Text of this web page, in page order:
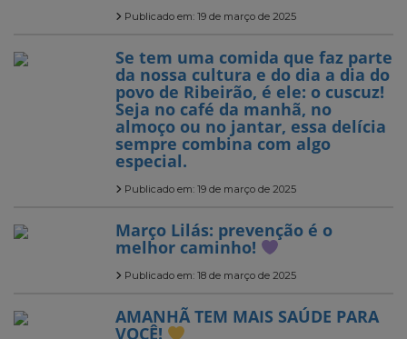
Publicado em: 19 de março de 2025
Se tem uma comida que faz parte
da nossa cultura e do dia a dia do
povo de Ribeirão, é ele: o cuscuz!
Seja no café da manhã, no
almoço ou no jantar, essa delícia
sempre combina com algo
especial.
Publicado em: 19 de março de 2025
Março Lilás: prevenção é o
melhor caminho!
Publicado em: 18 de março de 2025
AMANHÃ TEM MAIS SAÚDE PARA
VOCÊ!